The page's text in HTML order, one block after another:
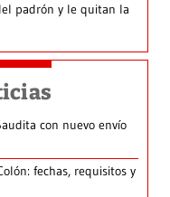
padrón y le quitan la
con nuevo envío
fechas, requisitos y